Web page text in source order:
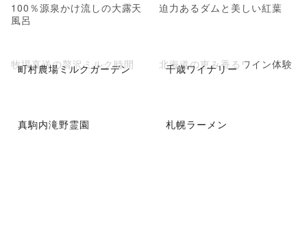
100％源泉かけ流しの大露天
風呂
迫力あるダムと美しい紅葉
町村農場ミルクガーデン
牧場直送の贅沢ミルク時間 千歳ワイナリー
北海道の恵み香るワイン体験
真駒内滝野霊園 札幌ラーメン